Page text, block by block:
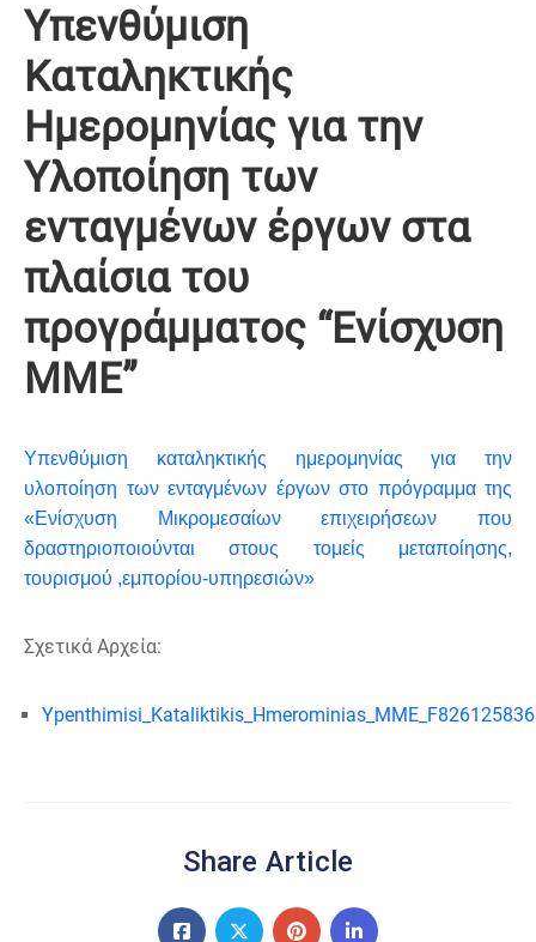
Υπενθύμιση
Καταληκτικής
Ημερομηνίας για την
Υλοποίηση των
ενταγμένων έργων στα
πλαίσια του
προγράμματος “Ενίσχυση
ΜΜΕ”
Υπενθύμιση καταληκτικής ημερομηνίας για την
υλοποίηση των ενταγμένων έργων στο πρόγραμμα της
«Ενίσχυση Μικρομεσαίων επιχειρήσεων που
δραστηριοποιούνται στους τομείς μεταποίησης,
τουρισμού ,εμπορίου-υπηρεσιών»
Σχετικά Αρχεία:
Share Article